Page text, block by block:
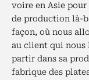
voire en Asie
de production là-
façon, où nous
au client qui nous
partir dans sa
fabrique des